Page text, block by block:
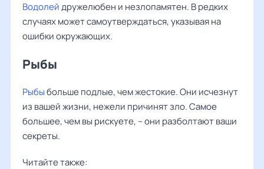
Водолейдружелюбен и незлопамятен. В редких
случаях может самоутверждаться, указывая на
ошибки окружающих.
Рыбы
Рыбыбольше подлые, чем жестокие. Они исчезнут
из вашей жизни, нежели причинят зло. Самое
большее, чем вы рискуете, – они разболтают ваши
секреты.
Читайте также: